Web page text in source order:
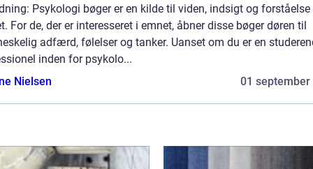
Psykologi bøger er en kilde til viden, indsigt og
For de, der er interesseret i emnet, åbner disse bøger døren til
adfærd, følelser og tanker. Uanset om du er en
inden for psykolo...
Nielsen
01 september